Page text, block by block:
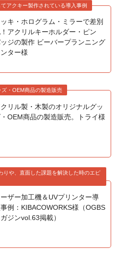
アクキー製作されている導入事例
ッキ・ホログラム・ミラーで差別
アクリルキーホルダー・ピン
ジの製作 ビーバープランニング
ター様
・OEM商品の製造販売
リル製・木製のオリジナルグッ
・OEM商品の製造販売。トライ様
りや、直面した課題を解決した時のエピ
ーザー加工機＆UVプリンター導
事例：KIBACOWORKS様（OGBS
ジンvol.63掲載）